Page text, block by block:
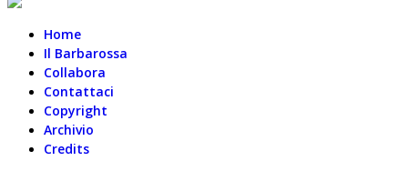
Home
Il Barbarossa
Collabora
Contattaci
Copyright
Archivio
Credits